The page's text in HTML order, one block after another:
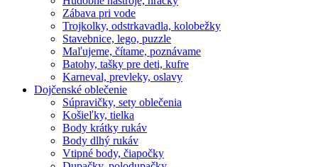
Zábava pri vode
Trojkolky, odstrkavadla, kolobežky
Stavebnice, lego, puzzle
Maľujeme, čítame, poznávame
Batohy, tašky pre deti, kufre
Karneval, prevleky, oslavy
Dojčenské oblečenie
Súpravičky, sety oblečenia
Košieľky, tielka
Body krátky rukáv
Body dlhý rukáv
Vtipné body, čiapočky